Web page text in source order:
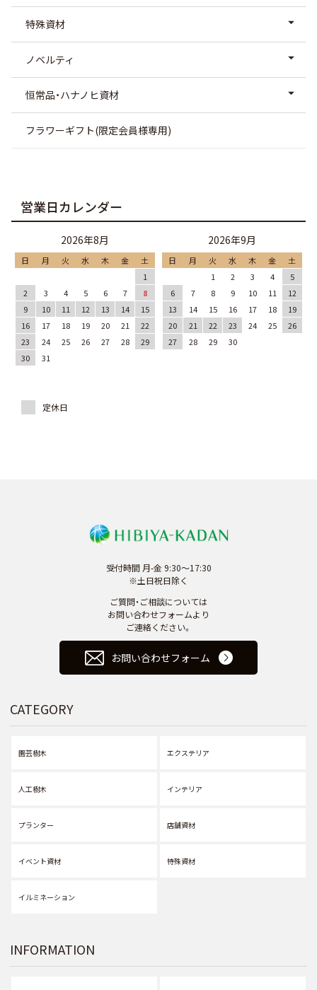
特殊資材
ノベルティ
恒常品・ハナノヒ資材
フラワーギフト(限定会員様専用)
営業日カレンダー
2026年8月
日 月 火 水 木 金
土
1
2
3 4 5 6 7
8
9
10 11 12 13 14
15
16
17 18 19 20 21
22
23
24 25 26 27 28
29
30
31
2026年9月
日 月 火 水 木 金
土
1
2 3 4
5
6
7 8 9 10 11
12
13
14 15 16 17 18
19
20
21 22 23 24 25
26
27
28 29 30
受付時間 月-金 9:30～17:30
※土日祝日除く
ご質問・ご相談については
お問い合わせフォームより
ご連絡ください。
お問い合わせフォーム
CATEGORY
園芸樹木
人工樹木
プランター
イベント資材
イルミネーション
エクステリア
インテリア
店舗資材
特殊資材
INFORMATION